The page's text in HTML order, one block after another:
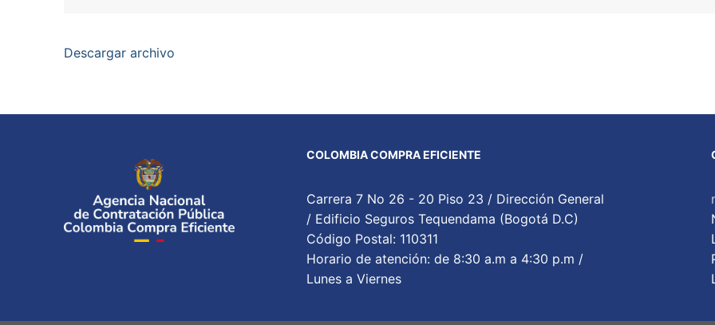
Descargar archivo
COLOMBIA COMPRA EFICIENTE
Carrera 7 No 26 - 20 Piso 23 / Dirección General
/ Edificio Seguros Tequendama (Bogotá D.C)
Código Postal: 110311
Horario de atención: de 8:30 a.m a 4:30 p.m /
Lunes a Viernes